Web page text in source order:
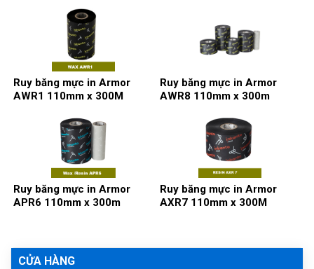
CỬA HÀNG
Ruy băng mực in Armor
AWR1 110mm x 300M
Ruy băng mực in Armor
AWR8 110mm x 300m
Ruy băng mực in Armor
APR6 110mm x 300m
Ruy băng mực in Armor
AXR7 110mm x 300M